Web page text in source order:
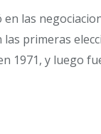
las
primeras
1971, y luego